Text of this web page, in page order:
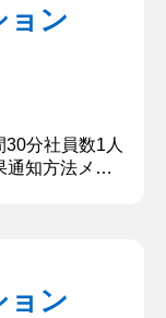
父さんの友
ョン
分社員数1人
通知方法メー
いと強く思う
ンターンに
ョン